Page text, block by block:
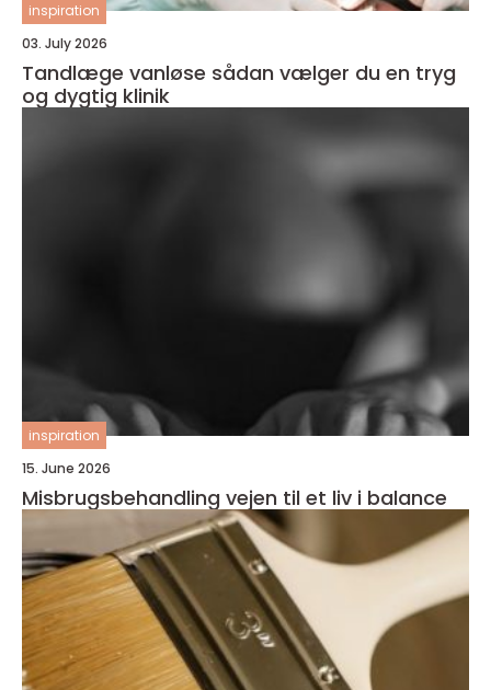
inspiration
03. July 2026
Tandlæge vanløse sådan vælger du en tryg
og dygtig klinik
inspiration
15. June 2026
Misbrugsbehandling vejen til et liv i balance